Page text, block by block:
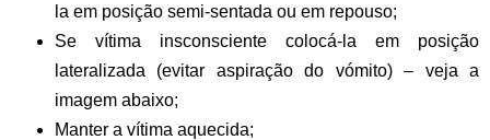
la em posição semi-sentada ou em repouso;
Se vítima insconsciente colocá-la em posição
lateralizada (evitar aspiração do vómito) – veja a
imagem abaixo;
Manter a vítima aquecida;